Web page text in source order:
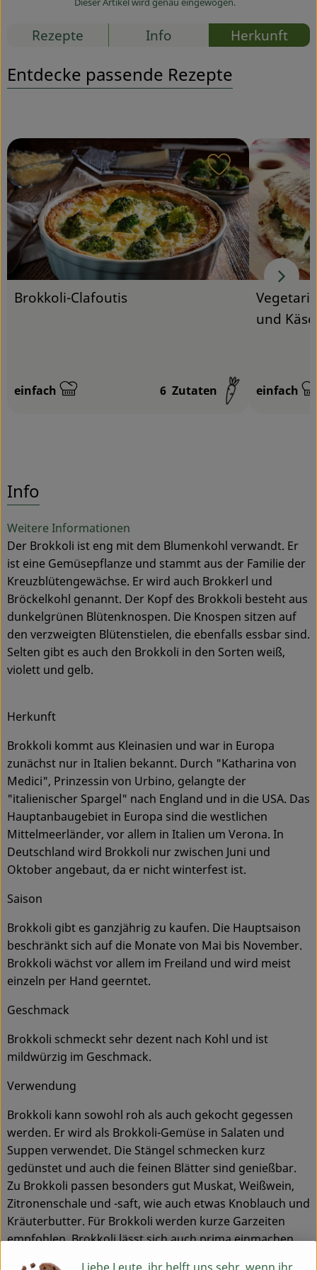
Service
Rezepte Info Herkunft
Entdecke passende Rezepte
Brokkoli-Clafoutis
Schwierigkeit:
einfach 6 Zutaten
Rezept zu
und Käse
einfach
Info
Weitere Informationen
Der Brokkoli ist eng mit dem Blumenkohl verwandt. Er
ist eine Gemüsepflanze und stammt aus der Familie der
Kreuzblütengewächse. Er wird auch Brokkerl und
Bröckelkohl genannt. Der Kopf des Brokkoli besteht aus
dunkelgrünen Blütenknospen. Die Knospen sitzen auf
den verzweigten Blütenstielen, die ebenfalls essbar sind.
Selten gibt es auch den Brokkoli in den Sorten weiß,
violett und gelb.
Herkunft
Brokkoli kommt aus Kleinasien und war in Europa
zunächst nur in Italien bekannt. Durch "Katharina von
Medici", Prinzessin von Urbino, gelangte der
"italienischer Spargel" nach England und in die USA. Das
Hauptanbaugebiet in Europa sind die westlichen
Mittelmeerländer, vor allem in Italien um Verona. In
Deutschland wird Brokkoli nur zwischen Juni und
Oktober angebaut, da er nicht winterfest ist.
Saison
Brokkoli gibt es ganzjährig zu kaufen. Die Hauptsaison
beschränkt sich auf die Monate von Mai bis November.
Brokkoli wächst vor allem im Freiland und wird meist
einzeln per Hand geerntet.
Geschmack
Brokkoli schmeckt sehr dezent nach Kohl und ist
mildwürzig im Geschmack.
Verwendung
Brokkoli kann sowohl roh als auch gekocht gegessen
werden. Er wird als Brokkoli-Gemüse in Salaten und
Suppen verwendet. Die Stängel schmecken kurz
gedünstet und auch die feinen Blätter sind genießbar.
Zu Brokkoli passen besonders gut Muskat, Weißwein,
Zitronenschale und -saft, wie auch etwas Knoblauch und
Kräuterbutter. Für Brokkoli werden kurze Garzeiten
empfohlen. Brokkoli lässt sich auch prima einmachen.